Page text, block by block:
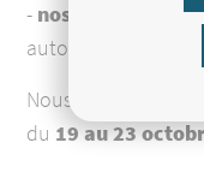
- nos viandes et
autour de
Nous vous
du 19 au 23